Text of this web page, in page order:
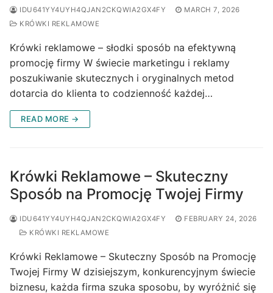
IDU641YY4UYH4QJAN2CKQWIA2GX4FY
MARCH 7, 2026
KRÓWKI REKLAMOWE
Krówki reklamowe – słodki sposób na efektywną
promocję firmy W świecie marketingu i reklamy
poszukiwanie skutecznych i oryginalnych metod
dotarcia do klienta to codzienność każdej…
READ MORE →
Krówki Reklamowe – Skuteczny
Sposób na Promocję Twojej Firmy
IDU641YY4UYH4QJAN2CKQWIA2GX4FY
FEBRUARY 24, 2026
KRÓWKI REKLAMOWE
Krówki Reklamowe – Skuteczny Sposób na Promocję
Twojej Firmy W dzisiejszym, konkurencyjnym świecie
biznesu, każda firma szuka sposobu, by wyróżnić się